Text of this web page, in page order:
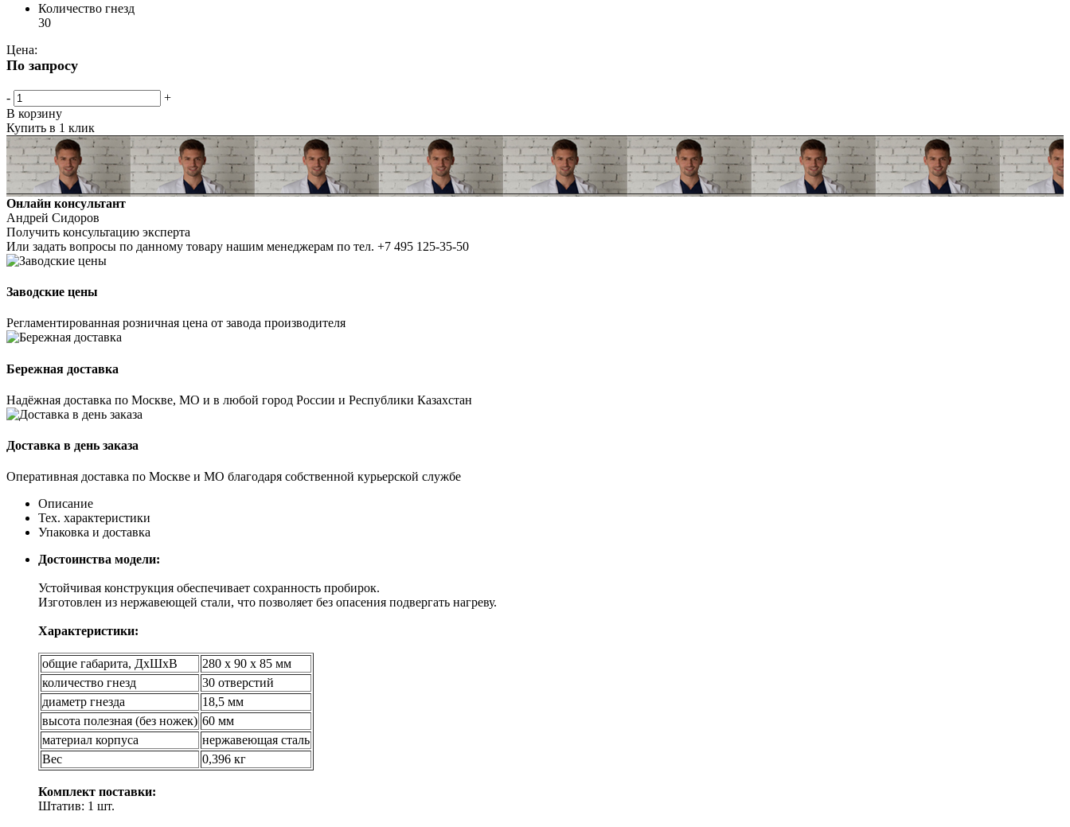
Количество гнезд
30
Цена:
По запросу
-
+
В корзину
Купить в 1 клик
Онлайн консультант
Андрей Сидоров
Получить консультацию эксперта
Или задать вопросы по данному товару нашим менеджерам по тел. +7 495 125-35-50
Заводские цены
Регламентированная розничная цена от завода производителя
Бережная доставка
Надёжная доставка по Москве, МО и в любой город России и Республики Казахстан
Доставка в день заказа
Оперативная доставка по Москве и МО благодаря собственной курьерской службе
Описание
Тех. характеристики
Упаковка и доставка
Достоинства модели:
Устойчивая конструкция обеспечивает сохранность пробирок.
Изготовлен из нержавеющей стали, что позволяет без опасения подвергать нагреву.
Характеристики:
общие габарита, ДхШхВ
280 х 90 х 85 мм
количество гнезд
30 отверстий
диаметр гнезда
18,5 мм
высота полезная (без ножек) 60 мм
материал корпуса
нержавеющая сталь
Вес
0,396 кг
Комплект поставки:
Штатив: 1 шт.